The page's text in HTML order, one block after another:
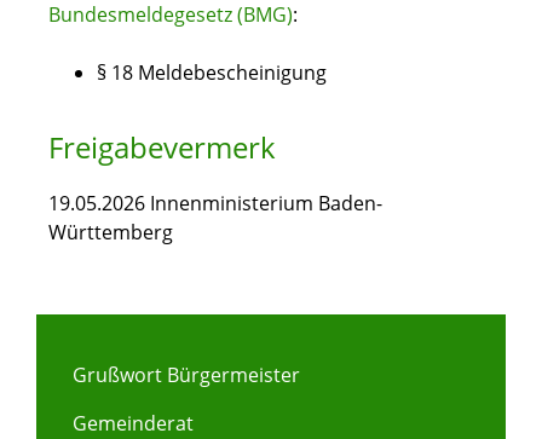
Bundesmeldegesetz (BMG):
§ 18 Meldebescheinigung
Freigabevermerk
19.05.2026 Innenministerium Baden-
Württemberg
Grußwort Bürgermeister
Gemeinderat